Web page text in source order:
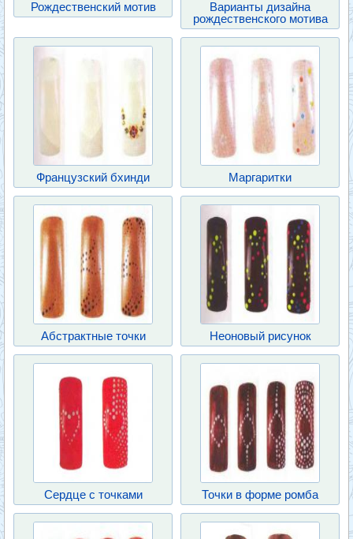
Рождественский мотив
Варианты дизайна
рождественского мотива
Французский бхинди Маргаритки
Абстрактные точки Неоновый рисунок
Сердце с точками Точки в форме ромба